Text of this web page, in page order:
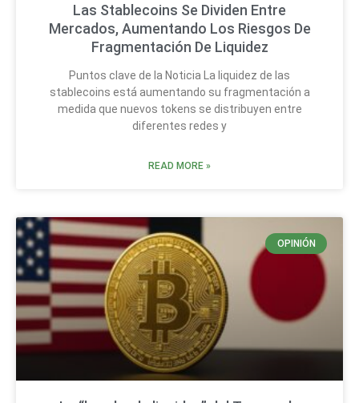
Las Stablecoins Se Dividen Entre
Mercados, Aumentando Los Riesgos De
Fragmentación De Liquidez
Puntos clave de la Noticia La liquidez de las
stablecoins está aumentando su fragmentación a
medida que nuevos tokens se distribuyen entre
diferentes redes y
READ MORE »
OPINIÓN